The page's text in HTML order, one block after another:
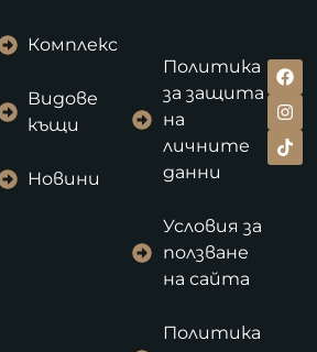
Комплекс
Видове
къщи
Новини
Политика
за защита
на
личните
данни
Условия за
ползване
на сайта
Политика